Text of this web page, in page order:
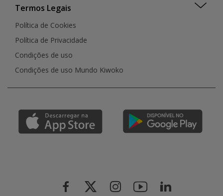
Termos Legais
Política de Cookies
Política de Privacidade
Condições de uso
Condições de uso Mundo Kiwoko